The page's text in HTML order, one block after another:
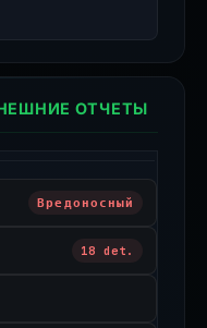
ОТЧЕТЫ
Вредоносный
18 det.